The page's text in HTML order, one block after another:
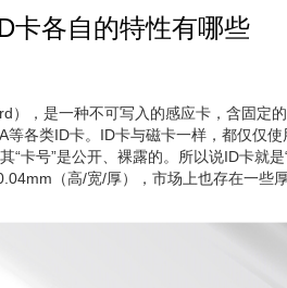
卡各自的特性有哪些
），是一种不可写入的感应卡，含固定
各类ID卡。ID卡与磁卡一样，都仅仅使
“卡号”是公开、裸露的。所以说ID卡就
（高/宽/厚），市场上也存在一些